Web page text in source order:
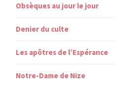
Obsèques au jour le jour
Denier du culte
Les apôtres de l’Espérance
Notre-Dame de Nize